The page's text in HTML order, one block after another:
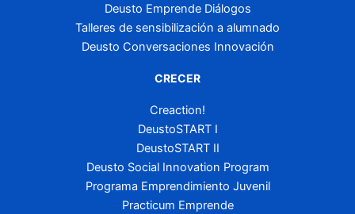
Deusto Emprende Diálogos
Talleres de sensibilización a alumnado
Deusto Conversaciones Innovación
CRECER
Creaction!
DeustoSTART I
DeustoSTART II
Deusto Social Innovation Program
Programa Emprendimiento Juvenil
Practicum Emprende